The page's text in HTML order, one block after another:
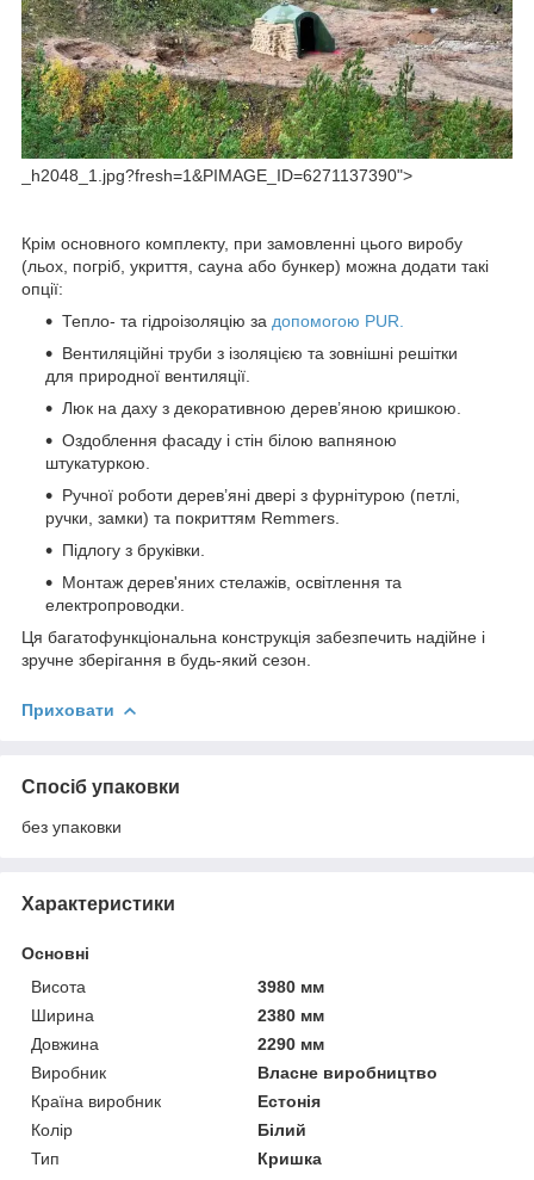
_h2048_1.jpg?fresh=1&PIMAGE_ID=6271137390">
Крім основного комплекту, при замовленні цього виробу
(льох, погріб, укриття, сауна або бункер) можна додати такі
опції:
Тепло- та гідроізоляцію за допомогою PUR.
Вентиляційні труби з ізоляцією та зовнішні решітки
для природної вентиляції.
Люк на даху з декоративною дерев’яною кришкою.
Оздоблення фасаду і стін білою вапняною
штукатуркою.
Ручної роботи дерев’яні двері з фурнітурою (петлі,
ручки, замки) та покриттям Remmers.
Підлогу з бруківки.
Монтаж дерев'яних стелажів, освітлення та
електропроводки.
Ця багатофункціональна конструкція забезпечить надійне і
зручне зберігання в будь-який сезон.
Приховати
Спосіб упаковки
без упаковки
Характеристики
Основні
Висота
3980 мм
Ширина
2380 мм
Довжина
2290 мм
Виробник
Власне виробництво
Країна виробник
Естонія
Колір
Білий
Тип
Кришка